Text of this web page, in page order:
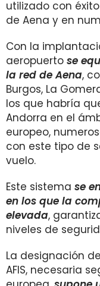
utilizado con
de Aena y en
Con la
aeropuerto se
la red de Aena,
Burgos, La
los que habría
Andorra en el
europeo,
con este tipo de
vuelo.
Este sistema se
en los que la
elevada,
niveles de
La designación
AFIS, necesaria